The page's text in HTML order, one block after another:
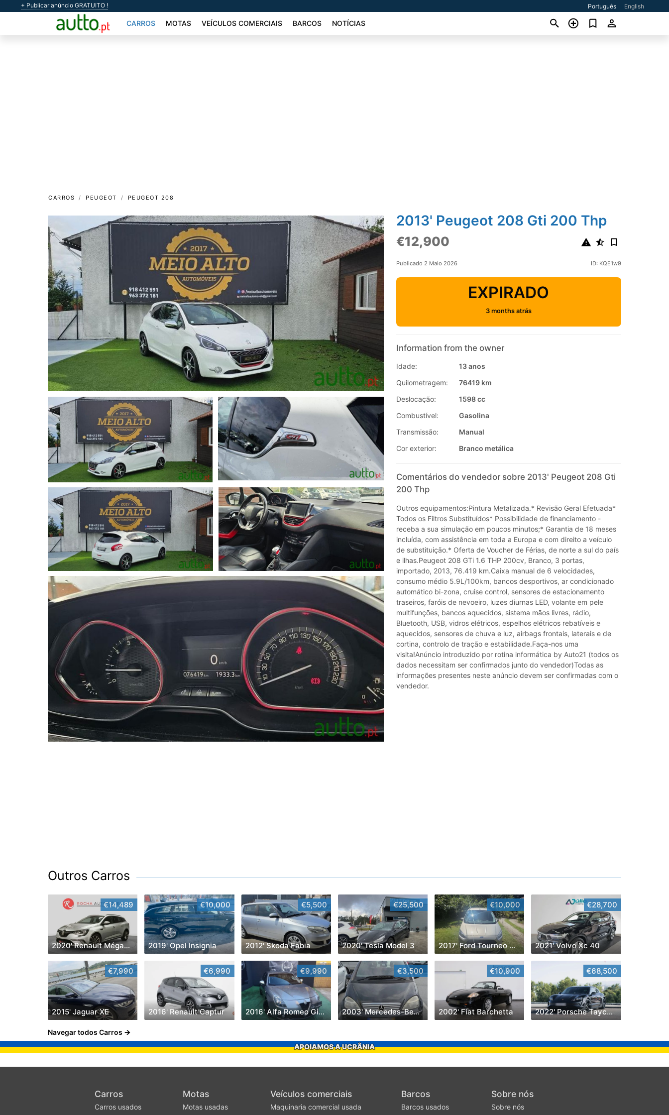
+ Publicar anúncio GRATUITO ! Português English
CARROS MOTAS VEÍCULOS COMERCIAIS BARCOS NOTÍCIAS
CARROS PEUGEOT PEUGEOT 208
2013' Peugeot 208 Gti 200 Thp
€12,900
Publicado 2 Maio 2026 ID: KQE1w9
EXPIRADO
3 months atrás
Information from the owner
Idade:
13 anos
Quilometragem:
76419 km
Deslocação:
1598 cc
Combustível:
Gasolina
Transmissão:
Manual
Cor exterior:
Branco metálica
Comentários do vendedor sobre 2013' Peugeot 208 Gti
200 Thp
Outros equipamentos:Pintura Metalizada.* Revisão Geral Efetuada*
Todos os Filtros Substituídos* Possibilidade de financiamento -
receba a sua simulação em poucos minutos;* Garantia de 18 meses
incluída, com assistência em toda a Europa e com direito a veículo
de substituição.* Oferta de Voucher de Férias, de norte a sul do país
e ilhas.Peugeot 208 GTi 1.6 THP 200cv, Branco, 3 portas,
importado, 2013, 76.419 km.Caixa manual de 6 velocidades,
consumo médio 5.9L/100km, bancos desportivos, ar condicionado
automático bi-zona, cruise control, sensores de estacionamento
traseiros, faróis de nevoeiro, luzes diurnas LED, volante em pele
multifunções, bancos aquecidos, sistema mãos livres, rádio,
Bluetooth, USB, vidros elétricos, espelhos elétricos rebatíveis e
aquecidos, sensores de chuva e luz, airbags frontais, laterais e de
cortina, controlo de tração e estabilidade.Faça-nos uma
visita!Anúncio introduzido por rotina informática by Auto21 (todos os
dados necessitam ser confirmados junto do vendedor)Todas as
informações presentes neste anúncio devem ser confirmadas com o
vendedor.
Outros Carros
€14,489
2020' Renault Mégane Sport Tourer
€10,000
2019' Opel Insignia
€5,500
2012' Skoda Fabia
€25,500
2020' Tesla Model 3
€10,000
2017' Ford Tourneo Courier
€28,700
2021' Volvo Xc 40
€7,990
2015' Jaguar XE
€6,990
2016' Renault Captur
€9,990
2016' Alfa Romeo Giulietta
€3,500
2003' Mercedes-Benz Classe A Classic
€10,900
2002' Fiat Barchetta
€68,500
2022' Porsche Taycan Cross Turismo 4
Navegar todos Carros
APOIAMOS A UCRÂNIA
Carros
Carros usados
Motas
Motas usadas
Veículos comerciais
Maquinaria comercial usada
Barcos
Barcos usados
Sobre nós
Sobre nós